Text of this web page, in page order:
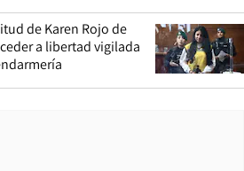
de Karen Rojo de
a libertad vigilada